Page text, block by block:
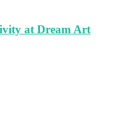
at Dream Art